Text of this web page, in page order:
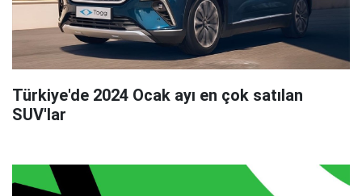
Türkiye'de 2024 Ocak ayı en çok satılan
SUV'lar